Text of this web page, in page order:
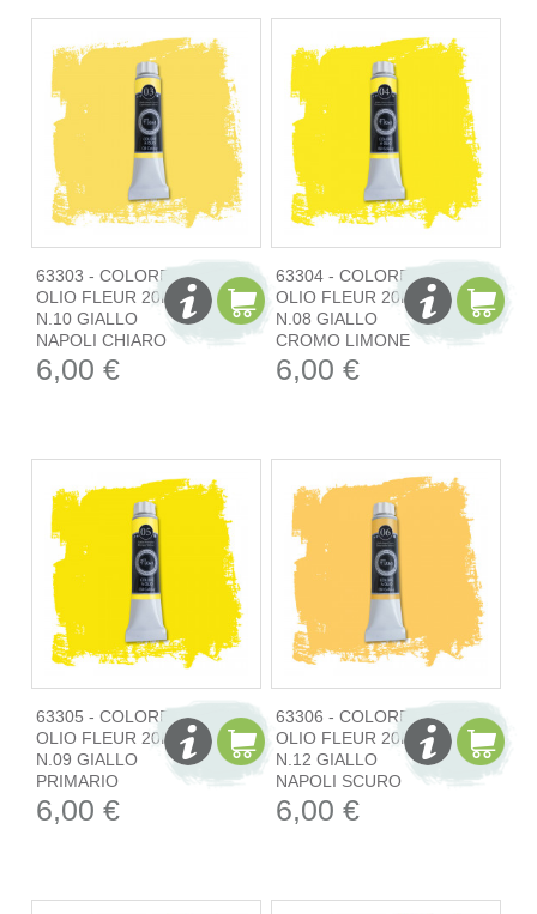
63303 - COLORE
OLIO FLEUR 20ML
N.10 GIALLO
NAPOLI CHIARO
6,00 €
63304 - COLORE
OLIO FLEUR 20ML
N.08 GIALLO
CROMO LIMONE
6,00 €
63305 - COLORE
OLIO FLEUR 20ML
N.09 GIALLO
PRIMARIO
6,00 €
63306 - COLORE
OLIO FLEUR 20ML
N.12 GIALLO
NAPOLI SCURO
6,00 €